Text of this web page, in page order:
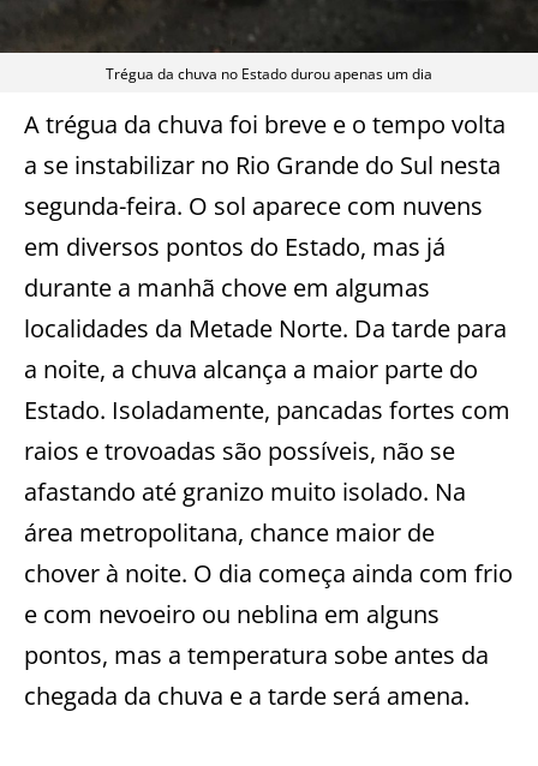
Trégua da chuva no Estado durou apenas um dia
A trégua da chuva foi breve e o tempo volta
a se instabilizar no Rio Grande do Sul nesta
segunda-feira. O sol aparece com nuvens
em diversos pontos do Estado, mas já
durante a manhã chove em algumas
localidades da Metade Norte. Da tarde para
a noite, a chuva alcança a maior parte do
Estado. Isoladamente, pancadas fortes com
raios e trovoadas são possíveis, não se
afastando até granizo muito isolado. Na
área metropolitana, chance maior de
chover à noite. O dia começa ainda com frio
e com nevoeiro ou neblina em alguns
pontos, mas a temperatura sobe antes da
chegada da chuva e a tarde será amena.